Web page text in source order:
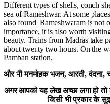
Different types of shells, conch
sea of Rameshwar. At some
also found. Rameshwaram is not
importance, it is also worth
beauty. Trains from Madras take
about twenty two hours. On the
Pamban station.
और भी मनमोहक भजन, आरती, वंदना,
अगर आपको यह लेख अच्छा लगा हो तो
किसी भी प्रकार के